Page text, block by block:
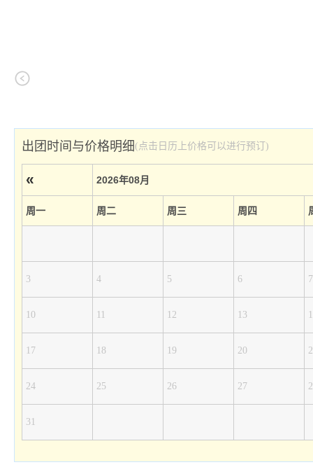
出团时间与价格明细(点击日历上价格可以进行预订)
« 2026年08月
周一 周二 周三 周四
3 4 5 6 7
10 11 12 13
17 18 19 20
24 25 26 27
31